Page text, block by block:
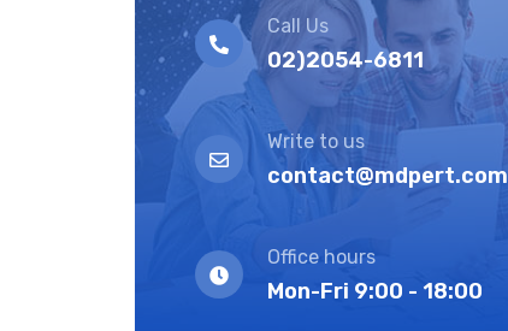
Call Us
02)2054-6811
Write to us
contact@mdpert.com
Office hours
Mon-Fri 9:00 - 18:00